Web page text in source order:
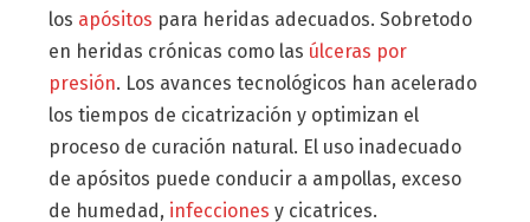
los apósitos para heridas adecuados. Sobretodo
en heridas crónicas como las úlceras por
presión. Los avances tecnológicos han acelerado
los tiempos de cicatrización y optimizan el
proceso de curación natural. El uso inadecuado
de apósitos puede conducir a ampollas, exceso
de humedad, infecciones y cicatrices.